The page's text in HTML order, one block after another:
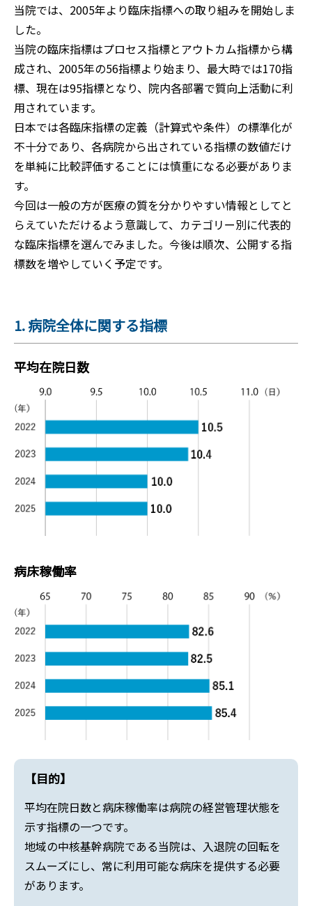
当院では、2005年より臨床指標への取り組みを開始しま
した。
当院の臨床指標はプロセス指標とアウトカム指標から構
成され、2005年の56指標より始まり、最大時では170指
標、現在は95指標となり、院内各部署で質向上活動に利
用されています。
日本では各臨床指標の定義（計算式や条件）の標準化が
不十分であり、各病院から出されている指標の数値だけ
を単純に比較評価することには慎重になる必要がありま
す。
今回は一般の方が医療の質を分かりやすい情報としてと
らえていただけるよう意識して、カテゴリー別に代表的
な臨床指標を選んでみました。今後は順次、公開する指
標数を増やしていく予定です。
1. 病院全体に関する指標
平均在院日数
病床稼働率
【目的】
平均在院日数と病床稼働率は病院の経営管理状態を
示す指標の一つです。
地域の中核基幹病院である当院は、入退院の回転を
スムーズにし、常に利用可能な病床を提供する必要
があります。